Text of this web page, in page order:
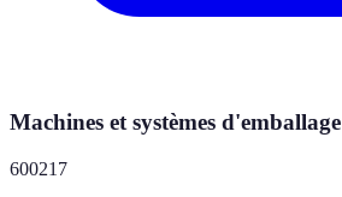
Machines et systèmes d'emballage
600217